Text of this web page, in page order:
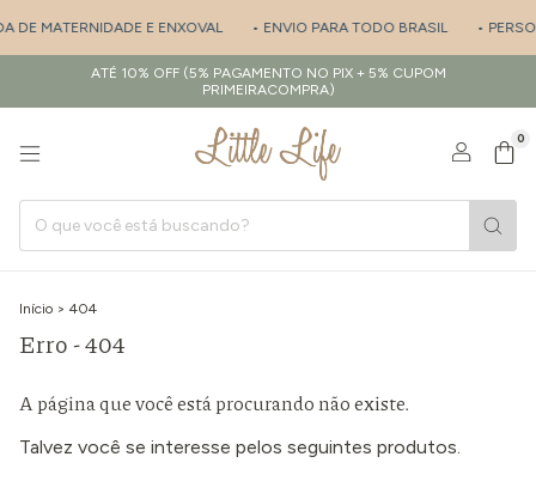
DE MATERNIDADE E ENXOVAL • ENVIO PARA TODO BRASIL •
ATÉ 10% OFF (5% PAGAMENTO NO PIX + 5% CUPOM
PRIMEIRACOMPRA)
0
Início > 404
Erro - 404
A página que você está procurando não existe.
Talvez você se interesse pelos seguintes produtos.